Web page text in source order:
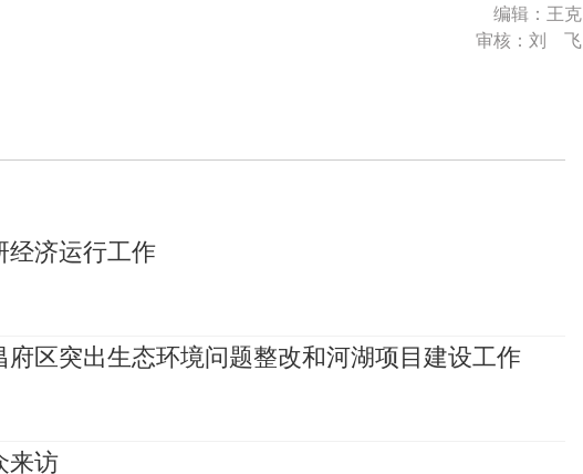
编辑：王克
审核：刘 飞
经济运行工作
府区突出生态环境问题整改和河湖项目建设工作
来访